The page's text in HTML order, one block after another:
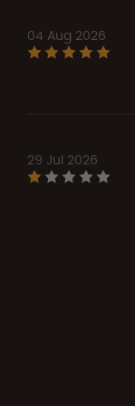
04 Aug 2026
29 Jul 2026